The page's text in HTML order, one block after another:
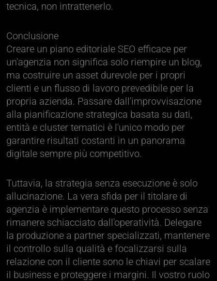
tecnica, non intrattenerlo.
Conclusione
Creare un piano editoriale SEO efficace per
un'agenzia non significa solo riempire un blog,
ma costruire un asset durevole per i propri
clienti e un flusso di lavoro prevedibile per la
propria azienda. Passare dall'improvvisazione
alla pianificazione strategica basata su dati,
entità e cluster tematici è l'unico modo per
garantire risultati costanti in un panorama
digitale sempre più competitivo.
Tuttavia, la strategia senza esecuzione è solo
allucinazione. La vera sfida per il titolare di
agenzia è implementare questo processo senza
rimanere schiacciato dall'operatività. Delegare
la produzione a partner specializzati, mantenere
il controllo sulla qualità e focalizzarsi sulla
relazione con il cliente sono le chiavi per scalare
il business e proteggere i margini. Il vostro ruolo